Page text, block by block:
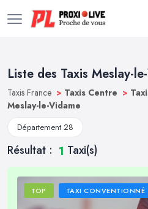
Liste des Taxis Meslay-
Taxis France > Taxis Centre >
Meslay-le-Vidame
Département 28
Résultat : 1 Taxi(s)
TOP TAXI CONVENTIONNÉ